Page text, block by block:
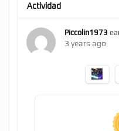
Actividad
Piccolin1973
3 years ago